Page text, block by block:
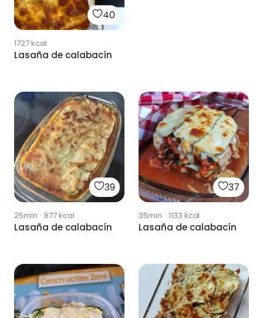
40
1727kcal
Lasaña de calabacín
39
25min · 877kcal
Lasaña de calabacín
37
35min · 1133 kcal
Lasaña de calabacín